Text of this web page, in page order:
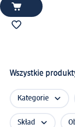
Wszystkie
Kategorie
Skład